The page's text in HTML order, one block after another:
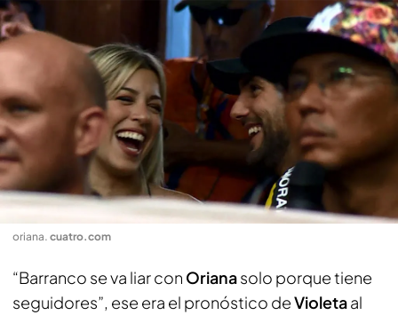
oriana. cuatro.com
“Barranco se va liar con Orianasolo porque tiene
seguidores”, ese era el pronóstico deVioletaal